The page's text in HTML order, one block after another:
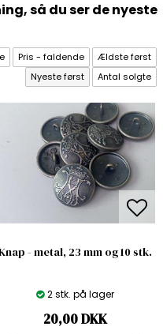
så du ser de nyeste
Pris - faldende
Ældste først
Nyeste først
Antal solgte
- metal, 23 mm og 10 stk.
2 stk. på lager
20,00DKK